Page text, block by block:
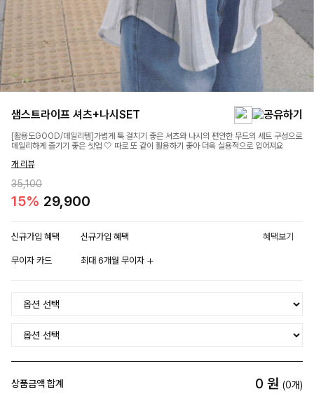
샘스트라이프 셔츠+나시SET
[활용도GOOD/데일리템]가볍게 툭 걸치기 좋은 셔츠와 나시의 편안한 무드의 세트 구성으로
데일리하게 즐기기 좋은 셋업 🤍 따로 또 같이 활용하기 좋아 더욱 실용적으로 입어져요
개 리뷰
35,100
15% 29,900
신규가입 혜택 신규가입 혜택 혜택보기
무이자 카드 최대 6개월 무이자
상품금액 합계 0 원 (0개)